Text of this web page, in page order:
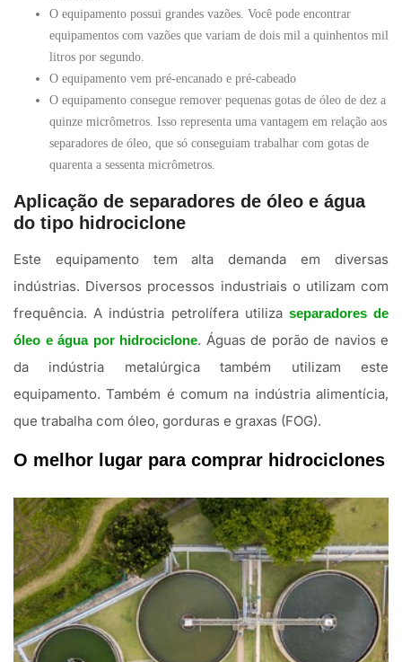
O equipamento possui grandes vazões. Você pode encontrar
equipamentos com vazões que variam de dois mil a quinhentos mil
litros por segundo.
O equipamento vem pré-encanado e pré-cabeado
O equipamento consegue remover pequenas gotas de óleo de dez a
quinze micrômetros. Isso representa uma vantagem em relação aos
separadores de óleo, que só conseguiam trabalhar com gotas de
quarenta a sessenta micrômetros.
Aplicação de separadores de óleo e água
do tipo hidrociclone
Este equipamento tem alta demanda em diversas
indústrias. Diversos processos industriais o utilizam com
frequência. A indústria petrolífera utiliza separadores de
óleo e água por hidrociclone. Águas de porão de navios e
da indústria metalúrgica também utilizam este
equipamento. Também é comum na indústria alimentícia,
que trabalha com óleo, gorduras e graxas (FOG).
O melhor lugar para comprar hidrociclones